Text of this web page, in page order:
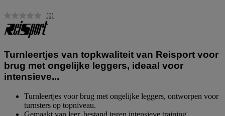
Geen
scorewaarde.
(0)
Turnleertjes van topkwaliteit van Reisport voor
brug met ongelijke leggers, ideaal voor
intensieve...
Turnleertjes voor brug met ongelijke leggers, ontworpen voor
turnsters op topniveau.